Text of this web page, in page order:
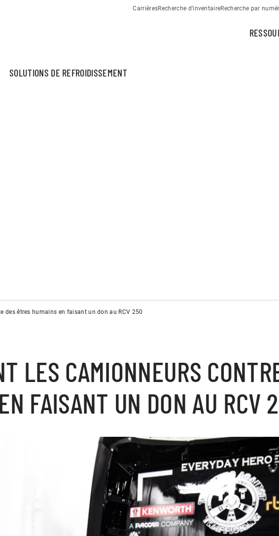
CarrièresRecherche d’inventaireRecherche par
SOLUTIONS DE REFROIDISSEMENT
êtres humains en faisant un don au RCV 250
LES CAMIONNEURS
FAISANT UN DON AU RCV